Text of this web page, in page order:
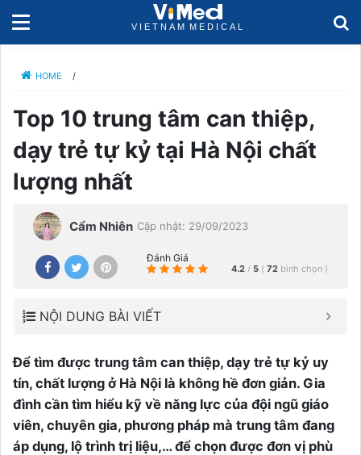
HOME /
Top 10 trung tâm can thiệp,
dạy trẻ tự kỷ tại Hà Nội chất
lượng nhất
Cẩm Nhiên Cập nhật: 29/09/2023
Đánh Giá
4.2 / 5 ( 72 bình chọn )
NỘI DUNG BÀI VIẾT
Để tìm được trung tâm can thiệp, dạy trẻ tự kỷ uy
tín, chất lượng ở Hà Nội là không hề đơn giản. Gia
đình cần tìm hiểu kỹ về năng lực của đội ngũ giáo
viên, chuyên gia, phương pháp mà trung tâm đang
áp dụng, lộ trình trị liệu,… để chọn được đơn vị phù